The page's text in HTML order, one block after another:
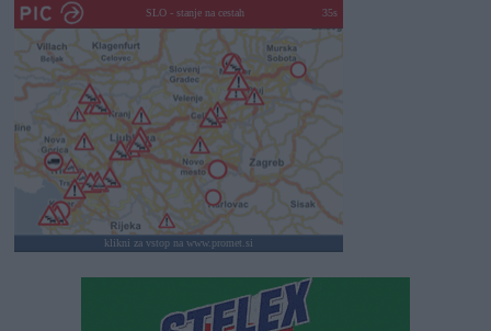
SLO - stanje na cestah 30s
klikni za vstop na www.promet.si